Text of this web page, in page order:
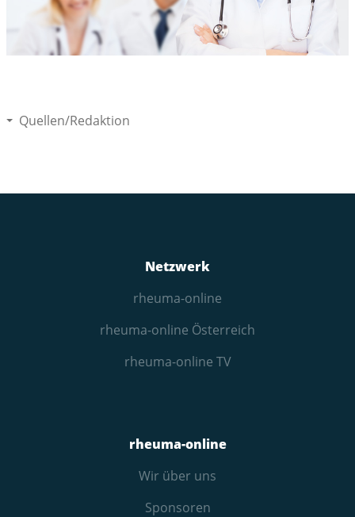
Quellen/Redaktion
Netzwerk
rheuma-online
rheuma-online Österreich
rheuma-online TV
rheuma-online
Wir über uns
Sponsoren